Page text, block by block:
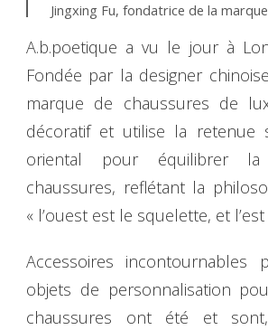
Jingxing Fu, fondatrice de la
A.b.poetique a vu le jour à
Fondée par la designer
marque de chaussures de
décoratif et utilise la retenue
oriental pour équilibrer
chaussures, reflétant la
« l’ouest est le squelette, et l’est
Accessoires incontournables
objets de personnalisation
chaussures ont été et